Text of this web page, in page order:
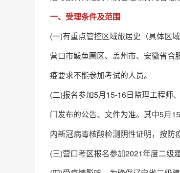
一、受理条件及范围
(一)有重点管控区域旅居史（具体区
营口市鲅鱼圈区、盖州市、安徽省
疫要求不能参加考试的人员。
(二)报名参加5月15-16日监理工程师
门发布的公告、文件为准。其中5月
内新冠病毒核酸检测阴性证明，按防
(三)营口考区报名参加2021年度二级